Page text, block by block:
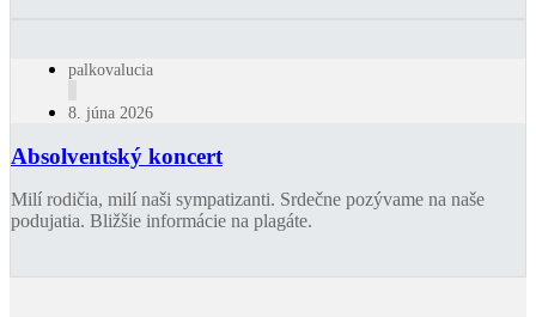
palkovalucia
8. júna 2026
Absolventský koncert
Milí rodičia, milí naši sympatizanti. Srdečne pozývame na naše
podujatia. Bližšie informácie na plagáte.